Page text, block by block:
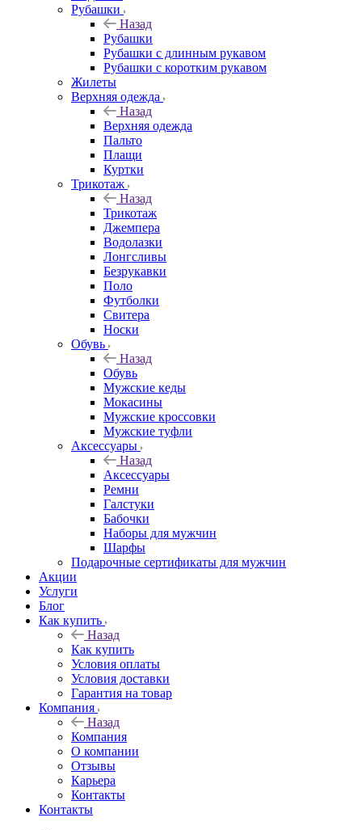
Рубашки
Назад
Рубашки
Рубашки с длинным рукавом
Рубашки с коротким рукавом
Жилеты
Верхняя одежда
Назад
Верхняя одежда
Пальто
Плащи
Куртки
Трикотаж
Назад
Трикотаж
Джемпера
Водолазки
Лонгсливы
Безрукавки
Поло
Футболки
Свитера
Носки
Обувь
Назад
Обувь
Мужские кеды
Мокасины
Мужские кроссовки
Мужские туфли
Аксессуары
Назад
Аксессуары
Ремни
Галстуки
Бабочки
Наборы для мужчин
Шарфы
Подарочные сертификаты для мужчин
Акции
Услуги
Блог
Как купить
Назад
Как купить
Условия оплаты
Условия доставки
Гарантия на товар
Компания
Назад
Компания
О компании
Отзывы
Карьера
Контакты
Контакты